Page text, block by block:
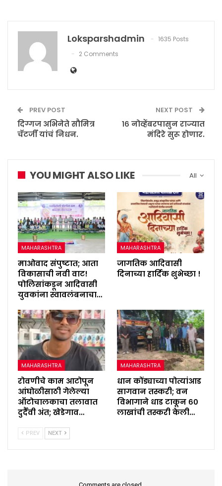
Loksparshadmin
1635 Posts
2 Comments
PREV POST
दिग्गज अभिनेते सौमित्र
चॅटर्जी यांचं निधन.
NEXT POST
१६ नोव्हेंबरपासुन राज्यात
मंदिरे सुरू होणार.
All
YOU MIGHT ALSO LIKE
MAHARASHTRA
माओवाद संपुष्टात; आता
विकासाची नवी वाट!
पोलिसांकडून आदिवासी
युवकांना स्वावलंबनाचा…
MAHARASHTRA
जागतिक आदिवासी
दिनाच्या हार्दिक शुभेच्छा !
MAHARASHTRA
रोवणीचे काम आटोपून
आंघोळीसाठी गेलेल्या
ऑटोचालकाचा तलावात
दुर्दैवी अंत; खेडेगाव…
MAHARASHTRA
धान कोंड्याच्या पोत्यांआड
सागवान तस्करी; वन
विभागाने धाड टाकून ६०
लाखांची तस्करी केली…
PREV NEXT